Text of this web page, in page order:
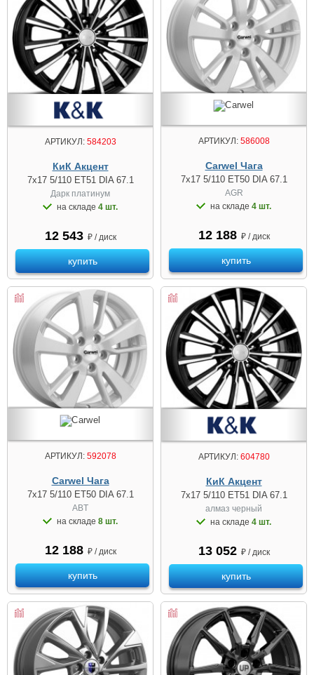
АРТИКУЛ:584203
КиК Акцент
7x17 5/110 ET51 DIA 67.1
Дарк платинум
на складе 4 шт.
12 543 ₽ / диск
купить
АРТИКУЛ:586008
Carwel Чага
7x17 5/110 ET50 DIA 67.1
AGR
на складе 4 шт.
12 188 ₽ / диск
купить
АРТИКУЛ:592078
Carwel Чага
7x17 5/110 ET50 DIA 67.1
ABT
на складе 8 шт.
12 188 ₽ / диск
купить
АРТИКУЛ:604780
КиК Акцент
7x17 5/110 ET51 DIA 67.1
алмаз чeрный
на складе 4 шт.
13 052 ₽ / диск
купить